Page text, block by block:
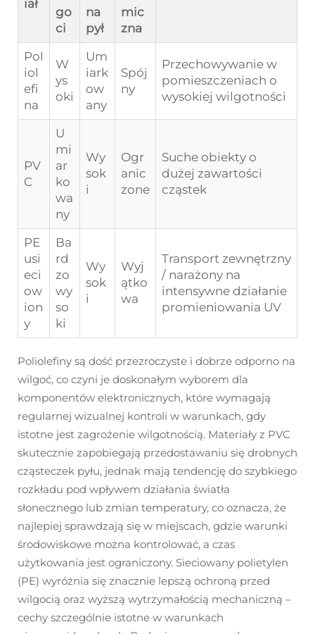
iał
go
ci
na
pył
mic
zna
Pol
iol
efi
na
W
ys
oki
Um
iark
ow
any
Spój
ny
Przechowywanie w
pomieszczeniach o
wysokiej wilgotności
PV
C
U
mi
ar
ko
wa
ny
Wy
sok
i
Ogr
anic
zone
Suche obiekty o
dużej zawartości
cząstek
PE
usi
eci
ow
ion
y
Ba
rd
zo
wy
so
ki
Wy
sok
i
Wyj
ątko
wa
Transport zewnętrzny
/ narażony na
intensywne działanie
promieniowania UV
Poliolefiny są dość przezroczyste i dobrze odporno na
wilgoć, co czyni je doskonałym wyborem dla
komponentów elektronicznych, które wymagają
regularnej wizualnej kontroli w warunkach, gdy
istotne jest zagrożenie wilgotnością. Materiały z PVC
skutecznie zapobiegają przedostawaniu się drobnych
cząsteczek pyłu, jednak mają tendencję do szybkiego
rozkładu pod wpływem działania światła
słonecznego lub zmian temperatury, co oznacza, że
najlepiej sprawdzają się w miejscach, gdzie warunki
środowiskowe można kontrolować, a czas
użytkowania jest ograniczony. Sieciowany polietylen
(PE) wyróżnia się znacznie lepszą ochroną przed
wilgocią oraz wyższą wytrzymałością mechaniczną –
cechy szczególnie istotne w warunkach